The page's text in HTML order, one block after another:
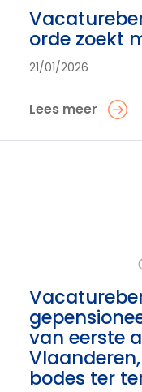
orde zoekt
21/01/2026
Lees meer
van eerste
bodes ter